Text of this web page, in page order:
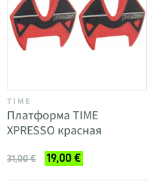
TIME
Платформа TIME
XPRESSO красная
31,00 € 19,00 €